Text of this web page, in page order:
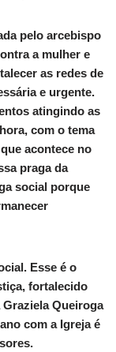
pelo arcebispo
a mulher e
as redes de
e urgente.
atingindo as
com o tema
acontece no
praga da
social porque
Esse é o
fortalecido
Graziela Queiroga
com a Igreja é